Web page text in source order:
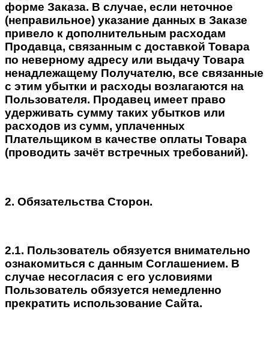
форме Заказа. В случае, если неточное
(неправильное) указание данных в Заказе
привело к дополнительным расходам
Продавца, связанным с доставкой Товара
по неверному адресу или выдачу Товара
ненадлежащему Получателю, все связанные
с этим убытки и расходы возлагаются на
Пользователя. Продавец имеет право
удерживать сумму таких убытков или
расходов из сумм, уплаченных
Плательщиком в качестве оплаты Товара
(проводить зачёт встречных требований).
2. Обязательства Сторон.
2.1. Пользователь обязуется внимательно
ознакомиться с данным Соглашением. В
случае несогласия с его условиями
Пользователь обязуется немедленно
прекратить использование Сайта.